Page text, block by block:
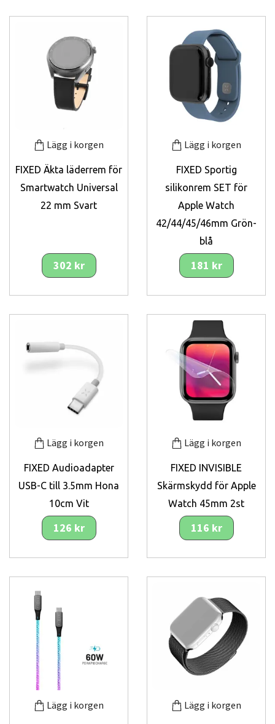
Lägg i korgen
FIXED Äkta läderrem för
Smartwatch Universal
22 mm Svart
302 kr
Lägg i korgen
FIXED Sportig
silikonrem SET för
Apple Watch
42/44/45/46mm Grön-
blå
181 kr
Lägg i korgen
FIXED Audioadapter
USB-C till 3.5mm Hona
10cm Vit
126 kr
Lägg i korgen
FIXED INVISIBLE
Skärmskydd för Apple
Watch 45mm 2st
116 kr
Lägg i korgen Lägg i korgen